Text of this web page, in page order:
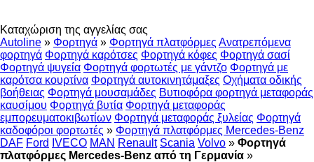
Καταχώριση της αγγελίας σας
Autoline » Φορτηγά » Φορτηγά πλατφόρμες Ανατρεπόμενα
φορτηγά Φορτηγά καρότσες Φορτηγά κόφες Φορτηγά σασί
Φορτηγά ψυγεία Φορτηγά φορτωτές με γάντζο Φορτηγά με
καρότσα κουρτίνα Φορτηγά αυτοκινητάμαξες Οχήματα οδικής
βοήθειας Φορτηγά μουσαμάδες Βυτιοφόρα φορτηγά μεταφοράς
καυσίμου Φορτηγά βυτία Φορτηγά μεταφοράς
εμπορευματοκιβωτίων Φορτηγά μεταφοράς ξυλείας Φορτηγά
καδοφόροι φορτωτές » Φορτηγά πλατφόρμες Mercedes-Benz
DAF Ford IVECO MAN Renault Scania Volvo » Φορτηγά
πλατφόρμες Mercedes-Benz από τη Γερμανία »